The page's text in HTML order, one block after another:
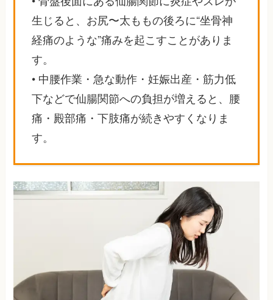
生じると、お尻〜太ももの後ろに“坐骨神
経痛のような”痛みを起こすことがありま
す。
• 中腰作業・急な動作・妊娠出産・筋力低
下などで仙腸関節への負担が増えると、腰
痛・殿部痛・下肢痛が続きやすくなりま
す。